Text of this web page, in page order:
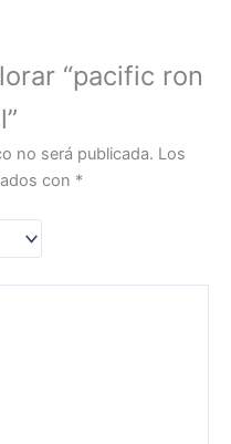
“pacific ron
no será publicada. Los
con *